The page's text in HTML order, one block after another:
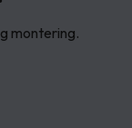
montering.